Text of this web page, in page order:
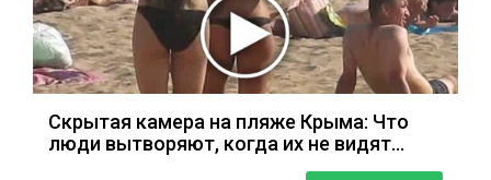
Скрытая камера на пляже Крыма: Что
люди вытворяют, когда их не видят...